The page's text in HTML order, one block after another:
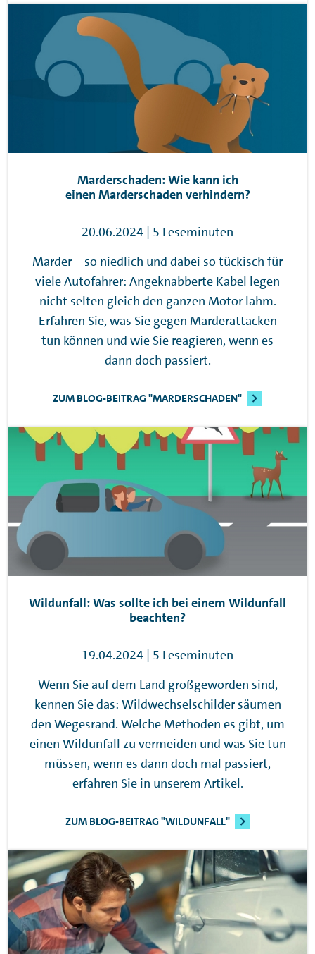
Marderschaden: Wie kann ich
einen Marderschaden verhindern?
20.06.2024 | 5 Leseminuten
Marder – so niedlich und dabei so tückisch für
viele Autofahrer: Angeknabberte Kabel legen
nicht selten gleich den ganzen Motor lahm.
Erfahren Sie, was Sie gegen Marderattacken
tun können und wie Sie reagieren, wenn es
dann doch passiert.
ZUM BLOG-BEITRAG "MARDERSCHADEN"
Wildunfall: Was sollte ich bei einem Wildunfall
beachten?
19.04.2024 | 5 Leseminuten
Wenn Sie auf dem Land großgeworden sind,
kennen Sie das: Wildwechselschilder säumen
den Wegesrand. Welche Methoden es gibt, um
einen Wildunfall zu vermeiden und was Sie tun
müssen, wenn es dann doch mal passiert,
erfahren Sie in unserem Artikel.
ZUM BLOG-BEITRAG "WILDUNFALL"